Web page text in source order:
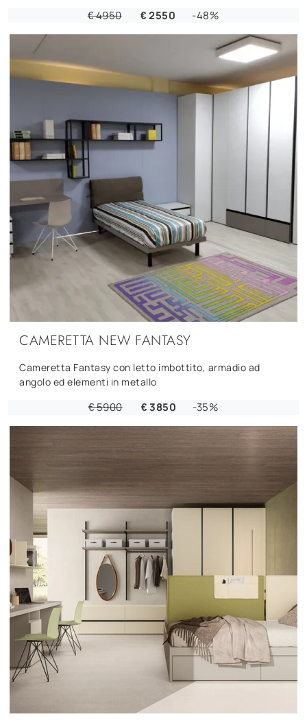
€ 4950 € 2550 -48%
CAMERETTA NEW FANTASY
Cameretta Fantasy con letto imbottito, armadio ad
angolo ed elementi in metallo
€ 5900 € 3850 -35%